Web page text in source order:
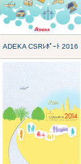
ADEKA CSRﾚﾎﾟｰﾄ 2016